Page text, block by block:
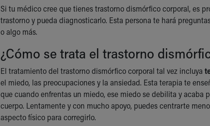
Si tu médico cree que tienes trastorno dismórfico corporal, es
trastorno y pueda diagnosticarlo. Esta persona te hará
o algo más.
¿Cómo se trata el trastorno
El tratamiento del trastorno dismórfico corporal tal vez incluya
el miedo, las preocupaciones y la ansiedad. Esta terapia te
que cuando enfrentas un miedo, ese miedo se debilita y acaba
cuerpo. Lentamente y con mucho apoyo, puedes centrarte
aspecto físico para corregirlo.